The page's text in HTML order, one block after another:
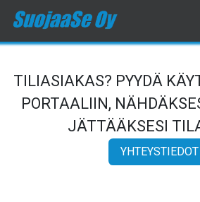
TILIASIAKAS? PYYDÄ
PORTAALIIN,
JÄTTÄÄKSESI
YHTEYSTIEDOT